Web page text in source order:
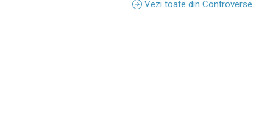
Vezi toate din Controverse